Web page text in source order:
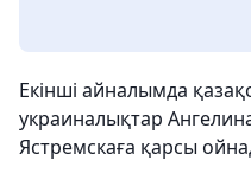
Екінші айналымда
украиналықтар
Ястремскаға қарсы